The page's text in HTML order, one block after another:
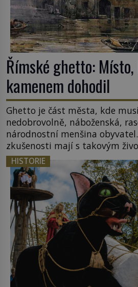
Římské ghetto:
kamenem dohodil
Ghetto je část města, kde
nedobrovolně, náboženská,
národnostní menšina
zkušenosti mají s takovým
středověku jsou totiž v
nějakém žít. Mezi ty
ghetto založené v roce 1555.
k Židům, nemá se Řím čím
HISTORIE